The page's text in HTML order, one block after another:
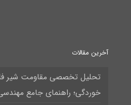
آخرین مقالات
تحلیل تخصصی مقاومت شیر
خوردگی؛ راهنمای جامع